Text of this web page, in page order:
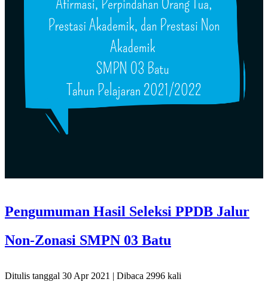
Pengumuman Hasil Seleksi PPDB Jalur
Non-Zonasi SMPN 03 Batu
Ditulis tanggal 30 Apr 2021 | Dibaca 2996 kali